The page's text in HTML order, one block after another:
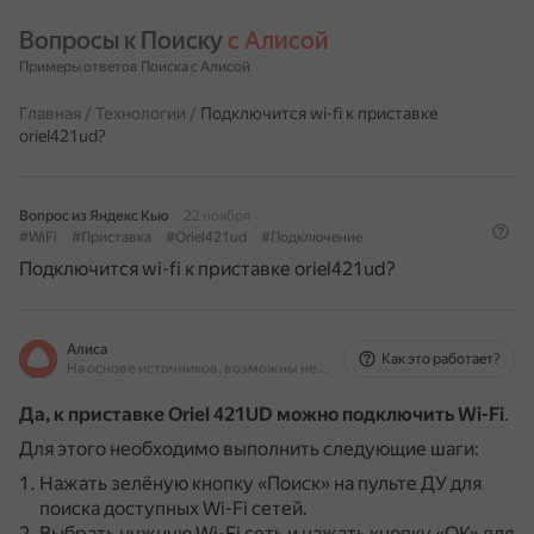
Вопросы к Поиску с Алисой
Примеры ответов Поиска с Алисой
Главная / Технологии / Подключится wi-fi к приставке
oriel421ud?
Вопрос из Яндекс Кью
22 ноября
#WiFi
#Приставка #Oriel421ud #Подключение
Подключится wi-fi к приставке oriel421ud?
Алиса
На основе источников, возможны неточности
Как это работает?
Да, к приставке Oriel 421UD можно подключить Wi-Fi.
Для этого необходимо выполнить следующие шаги:
Нажать зелёную кнопку «Поиск» на пульте ДУ для
поиска доступных Wi-Fi сетей.